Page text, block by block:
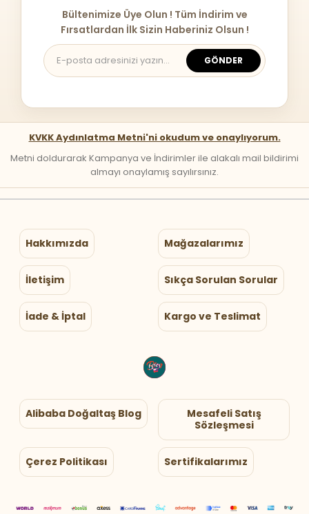
Bültenimize Üye Olun ! Tüm İndirim ve
Fırsatlardan İlk Sizin Haberiniz Olsun !
GÖNDER
KVKK Aydınlatma Metni'ni okudum ve onaylıyorum.
Metni doldurarak Kampanya ve İndirimler ile alakalı mail bildirimi
almayı onaylamış sayılırsınız.
Hakkımızda Mağazalarımız
İletişim Sıkça Sorulan Sorular
İade & İptal Kargo ve Teslimat
Alibaba Doğaltaş Blog
Mesafeli Satış
Sözleşmesi
Çerez Politikası Sertifikalarımız